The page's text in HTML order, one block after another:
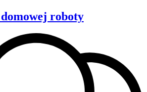
roboty